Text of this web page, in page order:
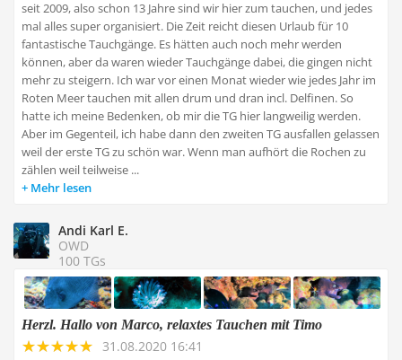
seit 2009, also schon 13 Jahre sind wir hier zum tauchen, und jedes
mal alles super organisiert. Die Zeit reicht diesen Urlaub für 10
fantastische Tauchgänge. Es hätten auch noch mehr werden
können, aber da waren wieder Tauchgänge dabei, die gingen nicht
mehr zu steigern. Ich war vor einen Monat wieder wie jedes Jahr im
Roten Meer tauchen mit allen drum und dran incl. Delfinen. So
hatte ich meine Bedenken, ob mir die TG hier langweilig werden.
Aber im Gegenteil, ich habe dann den zweiten TG ausfallen gelassen
weil der erste TG zu schön war. Wenn man aufhört die Rochen zu
zählen weil teilweise ...
Mehr lesen
Andi Karl E.
OWD
100 TGs
Herzl. Hallo von Marco, relaxtes Tauchen mit Timo
31.08.2020 16:41